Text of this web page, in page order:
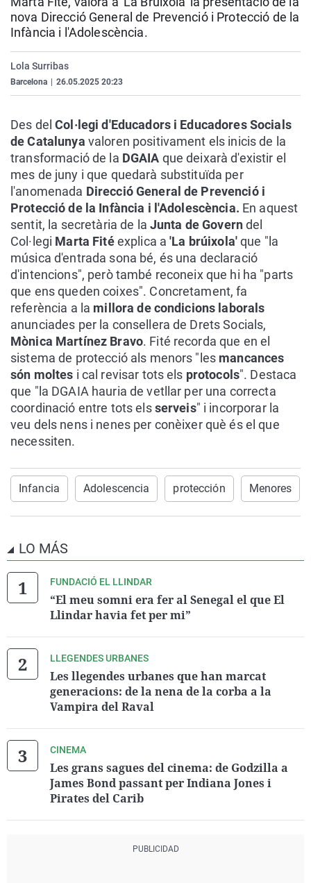
La rosa de los vientos
Caso
Extremadura
Virales
nova Direcció General de Prevenció i Protecció de la
Infància i l'Adolescència.
Lola Surribas
Barcelona 26.05.2025 20:23
Des delCol·legi d'Educadors i Educadores Socials
de Catalunya valoren positivament els inicis de la
transformació de la DGAIA que deixarà d'existir el
mes de juny i que quedarà substituïda per
l'anomenada Direcció General de Prevenció i
Protecció de la Infància i l'Adolescència. En aquest
sentit, la secretària de la Junta de Governdel
Col·legi Marta Fitéexplica a'La brúixola'que "la
música d'entrada sona bé, és una declaració
d'intencions", però també reconeix que hi ha "parts
que ens queden coixes". Concretament, fa
referència a la millora de condicions laborals
anunciades per la consellera de Drets Socials,
Mònica Martínez Bravo. Fité recorda que en el
sistema de protecció als menors "les mancances
són moltes i cal revisar tots els protocols". Destaca
que "la DGAIA hauria de vetllar per una correcta
coordinació entre tots elsserveis" i incorporar la
veu dels nens i nenes per conèixer què és el que
necessiten.
Infancia Adolescencia protección Menores
LO MÁS
FUNDACIÓ EL LLINDAR
“El meu somni era fer al Senegal el que El
Llindar havia fet per mi”
LLEGENDES URBANES
Les llegendes urbanes que han marcat
generacions: de la nena de la corba a la
Vampira del Raval
CINEMA
Les grans sagues del cinema: de Godzilla a
James Bond passant per Indiana Jones i
Pirates del Carib